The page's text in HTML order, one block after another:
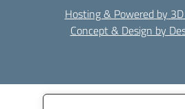
Hosting & Powered by
Concept & Design by